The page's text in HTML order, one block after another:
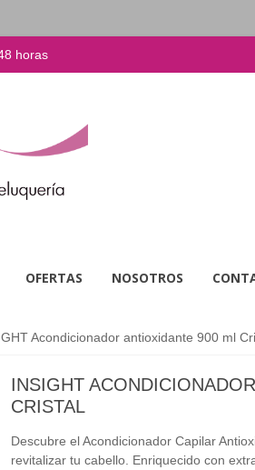
horas
OFERTAS NOSOTROS
Acondicionador antioxidante 900 ml
INSIGHT
CRISTAL
Descubre el Acondicionador Capilar
revitalizar tu cabello. Enriquecido con